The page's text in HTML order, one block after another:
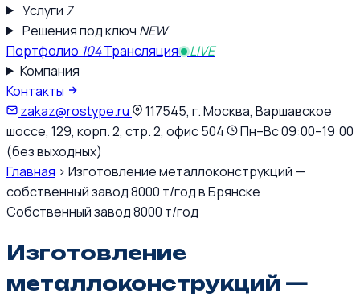
Услуги 7
Решения под ключ NEW
Портфолио 104Трансляция LIVE
Компания
Контакты
zakaz@rostype.ru
117545, г. Москва, Варшавское
шоссе, 129, корп. 2, стр. 2, офис 504
Пн–Вс 09:00–19:00
(без выходных)
Главная › Изготовление металлоконструкций —
собственный завод 8000 т/год в Брянске
Собственный завод 8000 т/год
Изготовление
металлоконструкций —